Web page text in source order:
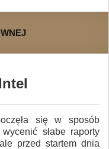
się w sposób
słabe raporty
przed startem dnia